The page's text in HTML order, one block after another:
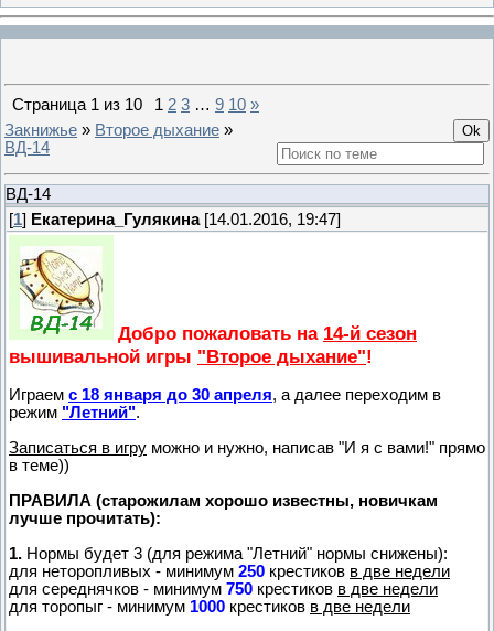
Страница 1 из 10 1 2 3 … 9 10 »
Закнижье » Второе дыхание »
ВД-14
ВД-14
[1] Екатерина_Гулякина[14.01.2016, 19:47]
Добро пожаловать на 14-й сезон
вышивальной игры "Второе дыхание"!
Играем с 18 января до 30 апреля, а далее переходим в
режим "Летний".
Записаться в игру можно и нужно, написав "И я с вами!" прямо
в теме))
ПРАВИЛА (старожилам хорошо известны, новичкам
лучше прочитать):
1. Нормы будет 3 (для режима "Летний" нормы снижены):
для неторопливых - минимум 250 крестиков в две недели
для середнячков - минимум 750 крестиков в две недели
для торопыг - минимум 1000 крестиков в две недели